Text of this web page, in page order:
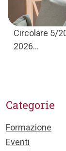
Circolare 5/
2026...
Categorie
Formazione
Eventi